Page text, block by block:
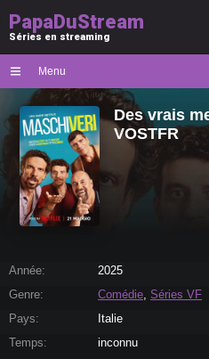
PapaDuStream
Séries en streaming
Menu
Des vrais
VOSTFR
Année:
2025
Genre:
Comédie, Séries VF
Pays:
Italie
Temps:
inconnu